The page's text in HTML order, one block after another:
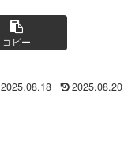
コピー
2025.08.18 2025.08.20